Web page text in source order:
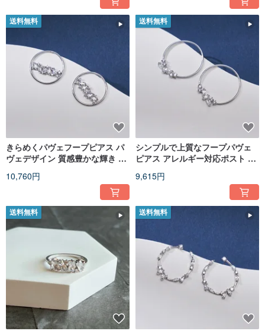
送料無料
きらめくパヴェフープピアス パ
ヴェデザイン 質感豊かな輝き ア
10,760円
送料無料
シンプルで上質なフープパヴェ
ピアス アレルギー対応ポスト パ
9,615円
送料無料 送料無料